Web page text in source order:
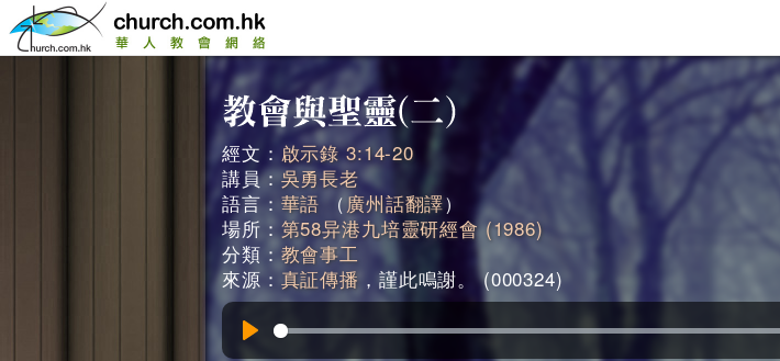
經文： 啟示錄 3:14-20
講員：吳勇長老
語言： 華語 （ 廣州話翻譯）
場所： 第58异港九培靈研經會 (1986)
分類：教會事工
來源：真証傳播 ，謹此鳴謝。 (000324)